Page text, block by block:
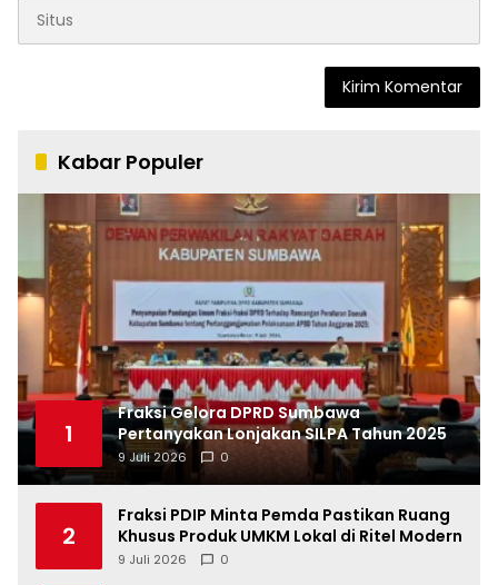
Kabar Populer
1
Fraksi Gelora DPRD Sumbawa
Pertanyakan Lonjakan SILPA Tahun 2025
9 Juli 2026 0
2
Fraksi PDIP Minta Pemda Pastikan Ruang
Khusus Produk UMKM Lokal di Ritel Modern
9 Juli 2026 0